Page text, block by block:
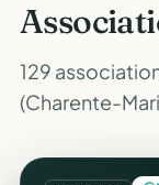
129
(Charente-